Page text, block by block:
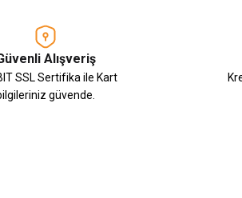
Alışveriş
SSL Sertifika ile Kart
güvende.